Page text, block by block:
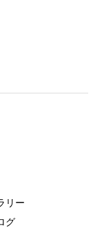
リー
グ